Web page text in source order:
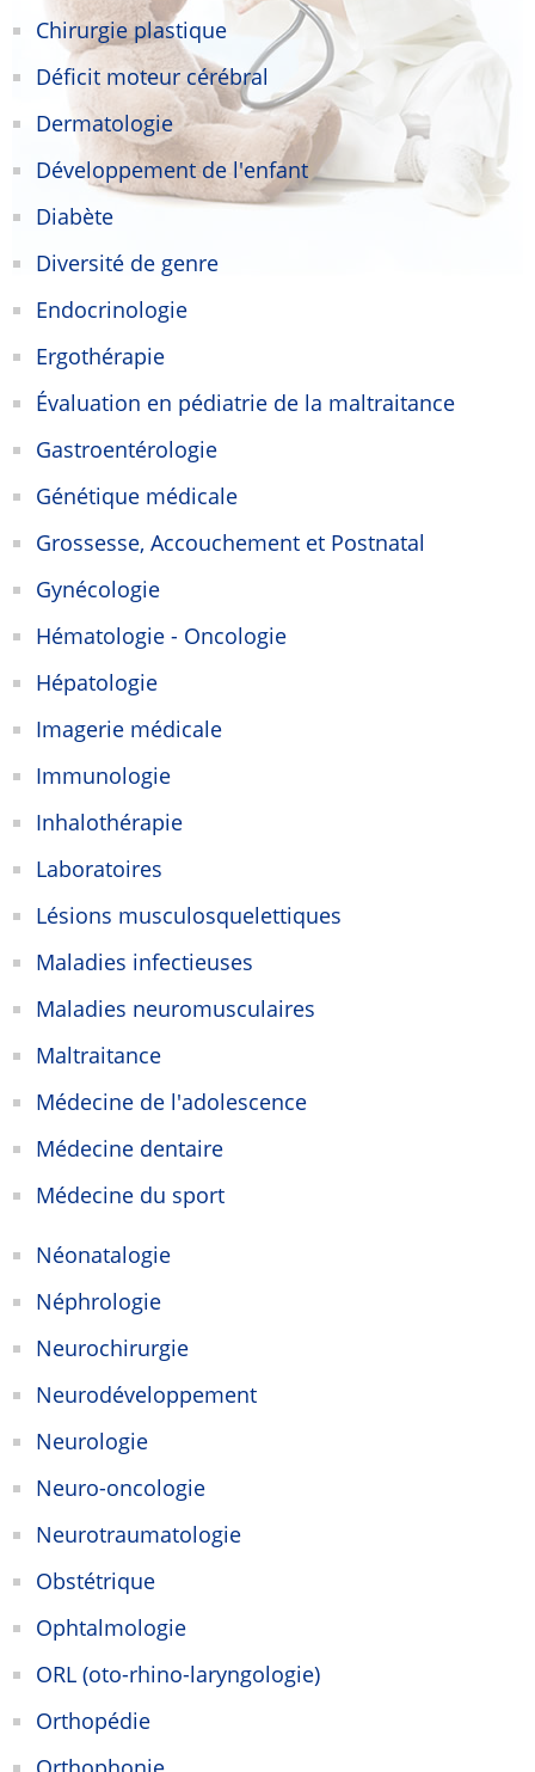
Chirurgie plastique
Déficit moteur cérébral
Dermatologie
Développement de l'enfant
Diabète
Diversité de genre
Endocrinologie
Ergothérapie
Évaluation en pédiatrie de la maltraitance
Gastroentérologie
Génétique médicale
Grossesse, Accouchement et Postnatal
Gynécologie
Hématologie - Oncologie
Hépatologie
Imagerie médicale
Immunologie
Inhalothérapie
Laboratoires
Lésions musculosquelettiques
Maladies infectieuses
Maladies neuromusculaires
Maltraitance
Médecine de l'adolescence
Médecine dentaire
Médecine du sport
Néonatalogie
Néphrologie
Neurochirurgie
Neurodéveloppement
Neurologie
Neuro-oncologie
Neurotraumatologie
Obstétrique
Ophtalmologie
ORL (oto-rhino-laryngologie)
Orthopédie